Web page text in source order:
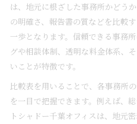
は、地元に根ざした事務所かどう
の明確さ、報告書の質などを比較
一歩となります。信頼できる事務
グや相談体制、透明な料金体系、
いことが特徴です。
比較表を用いることで、各事務所
を一目で把握できます。例えば、
トシャドー千葉オフィスは、地元